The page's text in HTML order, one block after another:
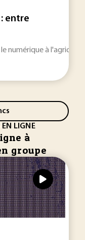
entre
numérique à
EN LIGNE
à
groupe